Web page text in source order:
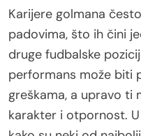
Karijere golmana
padovima, što ih čini
druge fudbalske
performans može biti
greškama, a upravo ti
karakter i otpornost.